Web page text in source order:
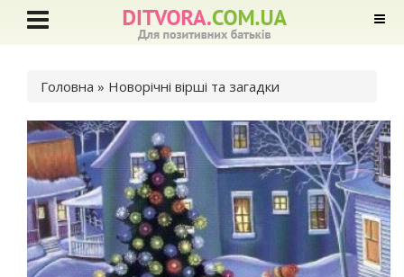
Ви є тут
Головна » Новорічні вірші та загадки